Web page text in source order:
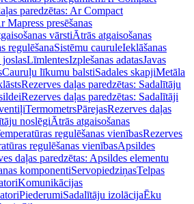
paredzētas: Ar Compact
Mapress presēšanas
vārstiĀtrās atgaisošanas
regulēšanaSistēmu cauruleIeklāšanas
LīmlentesIzplešanas adatasJavas
Cauruļu līkumu balstiSadales skapjiMetāla
Rezerves daļas paredzētas: Sadalītāju
Rezerves daļas paredzētas: Sadalītāji
TermometrsPārejasRezerves daļas
noslēgiĀtrās atgaisošanas
regulēšanas vienībasRezerves
regulēšanas vienībasApsildes
daļas paredzētas: Apsildes elementu
komponentiServopiedziņasTelpas
Komunikācijas
PiederumiSadalītāju izolācijaĒku